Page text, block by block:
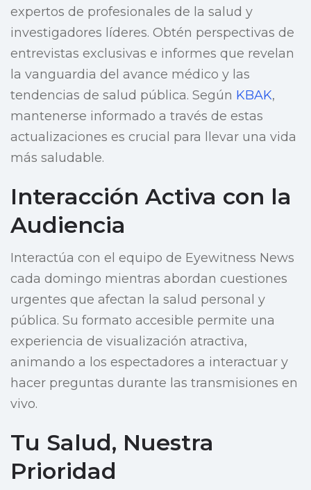
expertos de profesionales de la salud y
investigadores líderes. Obtén perspectivas de
entrevistas exclusivas e informes que revelan
la vanguardia del avance médico y las
tendencias de salud pública. Según KBAK,
mantenerse informado a través de estas
actualizaciones es crucial para llevar una vida
más saludable.
Interacción Activa con la
Audiencia
Interactúa con el equipo de Eyewitness News
cada domingo mientras abordan cuestiones
urgentes que afectan la salud personal y
pública. Su formato accesible permite una
experiencia de visualización atractiva,
animando a los espectadores a interactuar y
hacer preguntas durante las transmisiones en
vivo.
Tu Salud, Nuestra
Prioridad